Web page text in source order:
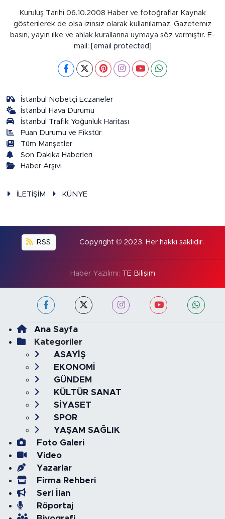
Kuruluş Tarihi 06.10.2008 Haber ve fotoğraflar Kaynak
gösterilerek de olsa izinsiz olarak kullanılamaz. Gazetemiz
basın, yayın ilke ve ahlak kurallarına uymaya söz vermiştir. E-
mail: [email protected]
İstanbul Nöbetçi Eczaneler
İstanbul Hava Durumu
İstanbul Trafik Yoğunluk Haritası
Puan Durumu ve Fikstür
Tüm Manşetler
Son Dakika Haberleri
Haber Arşivi
İLETİŞİM KÜNYE
RSS Copyright © 2023. Her hakkı saklıdır.
Haber Yazılımı: TE Bilişim
Ana Sayfa
Kategoriler
ASAYİŞ
EKONOMİ
GÜNDEM
KÜLTÜR SANAT
SİYASET
SPOR
YAŞAM SAĞLIK
Foto Galeri
Video
Yazarlar
Firma Rehberi
Seri İlan
Röportaj